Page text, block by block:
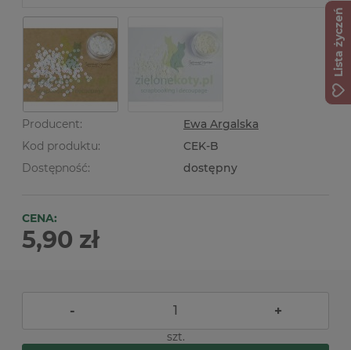
Producent:
Ewa Argalska
Kod produktu:
CEK-B
Dostępność:
dostępny
CENA:
5,90 zł
- +
szt.
Lista życzeń